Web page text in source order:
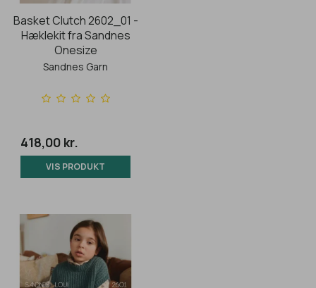
Basket Clutch 2602_01 -
Hæklekit fra Sandnes
Onesize
Sandnes Garn
418,00 kr.
VIS PRODUKT